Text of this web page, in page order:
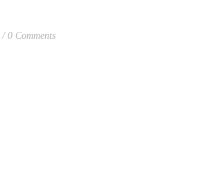
0 Comments